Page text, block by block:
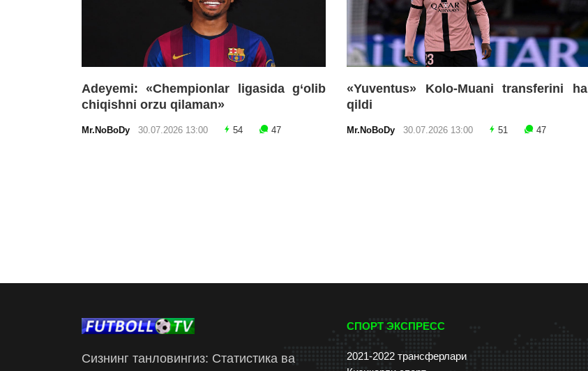
Adeyemi: «Chempionlar ligasida g‘olib
chiqishni orzu qilaman»
Mr.NoBoDy 30.07.2026 13:00 54 47
«Yuventus» Kolo-Muani transferini hal
qildi
Mr.NoBoDy 30.07.2026 13:00 51 47
Сизнинг танловингиз: Статистика ва
СПОРТ ЭКСПРЕСС
2021-2022 трансферлари